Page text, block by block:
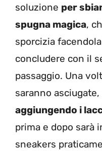
soluzione per
spugna magica,
sporcizia
concludere con il
passaggio. Una
saranno
aggiungendo i
prima e dopo sarà
sneakers